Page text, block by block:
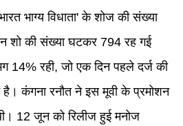
भाग्य विधाता' के शोज की संख्या
शो की संख्या घटकर 794 रह गई
रही, जो एक दिन पहले दर्ज की
कंगना रनौत ने इस मूवी के प्रमोशन
12 जून को रिलीज हुई मनोज